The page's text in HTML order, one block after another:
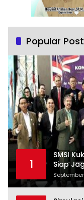
Popular
1
SMSI
Siap